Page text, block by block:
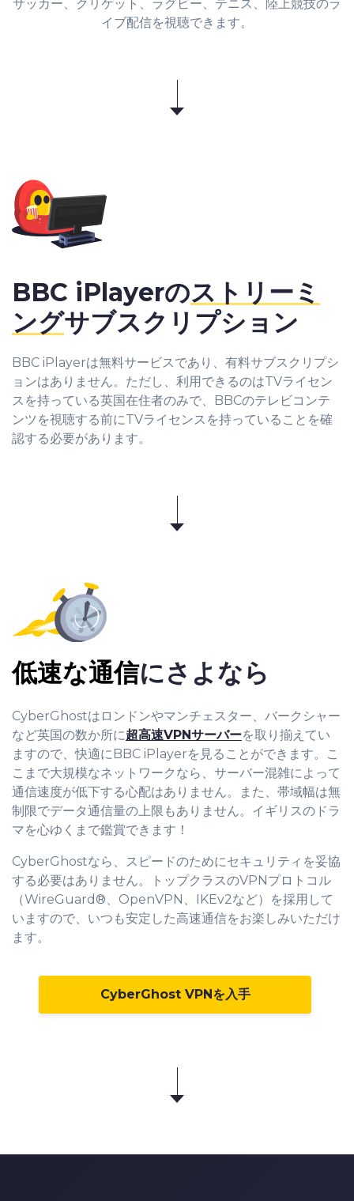
サッカー、クリケット、ラグビー、テニス、陸上競技のラ
イブ配信を視聴できます。
BBC iPlayerのストリーミ
ングサブスクリプション
BBC iPlayerは無料サービスであり、有料サブスクリプシ
ョンはありません。ただし、利用できるのはTVライセン
スを持っている英国在住者のみで、BBCのテレビコンテ
ンツを視聴する前にTVライセンスを持っていることを確
認する必要があります。
低速な通信にさよなら
CyberGhostはロンドンやマンチェスター、バークシャー
など英国の数か所に超高速VPNサーバーを取り揃えてい
ますので、快適にBBC iPlayerを見ることができます。こ
こまで大規模なネットワークなら、サーバー混雑によって
通信速度が低下する心配はありません。また、帯域幅は無
制限でデータ通信量の上限もありません。イギリスのドラ
マを心ゆくまで鑑賞できます！
CyberGhostなら、スピードのためにセキュリティを妥協
する必要はありません。トップクラスのVPNプロトコル
（WireGuard®、OpenVPN、IKEv2など）を採用して
いますので、いつも安定した高速通信をお楽しみいただけ
ます。
CyberGhost VPNを入手